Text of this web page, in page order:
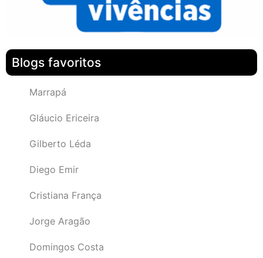
Blogs favoritos
Marrapá
Gláucio Ericeira
Gilberto Léda
Diego Emir
Cristiana França
Jorge Aragão
Domingos Costa